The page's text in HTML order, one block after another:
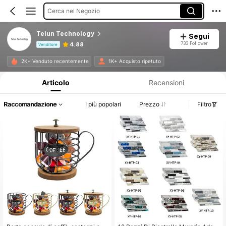
Cerca nel Negozio
Telun Technology
Venditore 4.88
Segui
733 Follower
2K+ Venduto recentemente 1K+ Acquisto ripetuto
Articolo Recensioni
Raccomandazione I più popolari Prezzo Filtro